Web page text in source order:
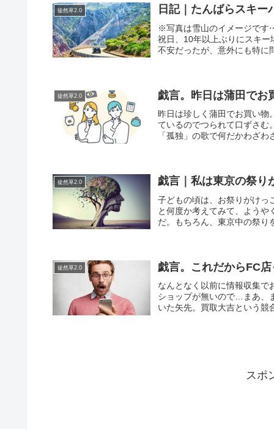
徒然草2.0 日記｜たんばらスキー
※写真は雪山のイメージです
祝日、10年以上ぶりにスキー
不安だったが、意外にも特に
徒然草2.0 戯言。昨日は蒲田でお
昨日は珍しく蒲田でお買い物
ているのでつられて口ずさむ
「孤独」の歌で何だかわざ
徒然草2.0 戯言｜私は東京の祭り
子どもの頃は、お祭りがけっ
と何度か考えてみて、ようや
だ。もちろん、東京中の祭り
徒然草2.0 戯言。これだからFC
なんとなく以前に情報収集
ショップが無いので…まあ、
いた矢先。買取大吉という競
スポ